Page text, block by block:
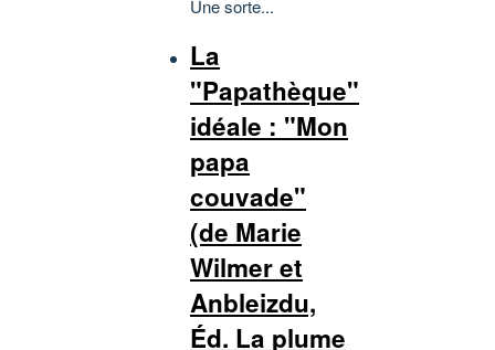
Une sorte...
La
"Papathèque"
idéale : "Mon
papa
couvade"
(de Marie
Wilmer et
Anbleizdu,
Éd. La plume